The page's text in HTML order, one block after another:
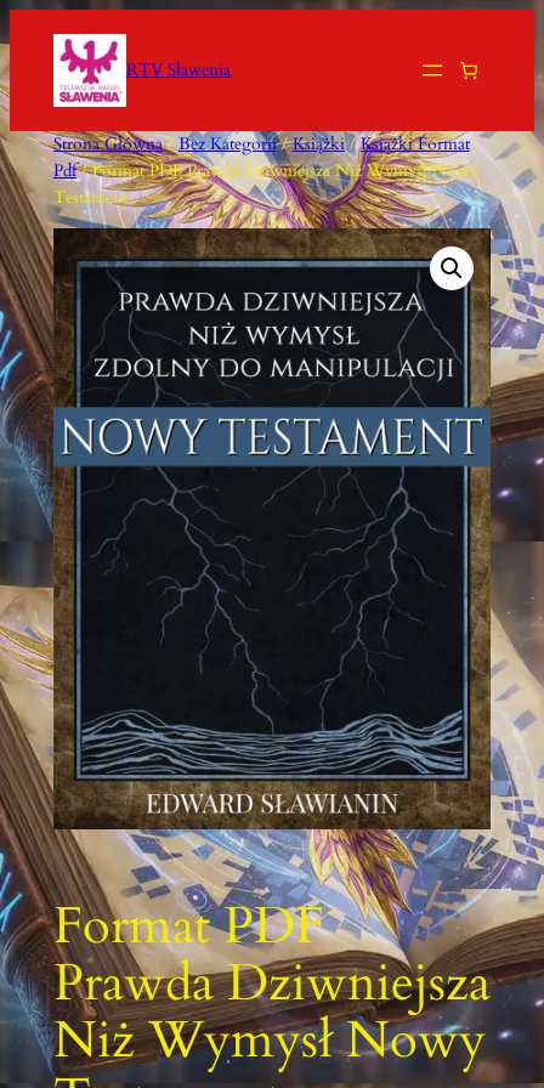
Do
Treści
RTV Sławenia
Strona Główna/Bez Kategorii/Książki/Książki Format
Pdf/ Format PDF Prawda Dziwniejsza Niż Wymysł Nowy
Testament
Format PDF
Prawda Dziwniejsza
Niż Wymysł Nowy